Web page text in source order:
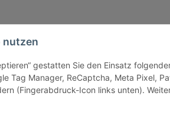
nutzen
gestatten Sie den Einsatz
Tag Manager, ReCaptcha, Meta Pixel,
(Fingerabdruck-Icon links unten).